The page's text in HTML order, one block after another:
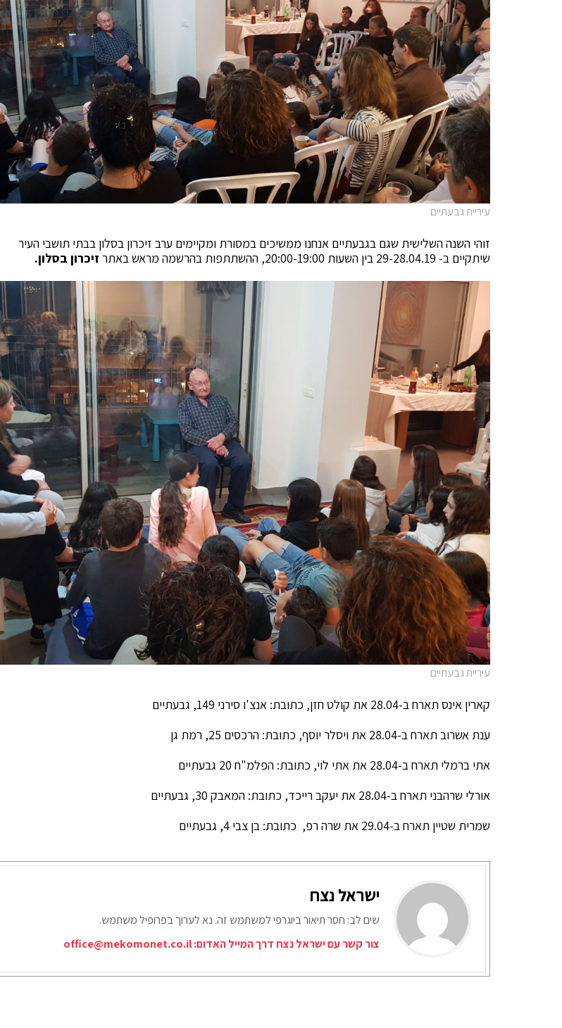
עיריית גבעתיים
זוהי השנה השלישית שגם בגבעתיים אנחנו ממשיכים במסורת ומקיימים ערב זיכרון בסלון בבתי תושבי העיר
שיתקיים ב- 29-28.04.19 בין השעות 20:00-19:00, ההשתתפות בהרשמה מראש באתר
זיכרון בסלון.
עיריית גבעתיים
קארין אינס תארח ב-28.04 את קולט חזן, כתובת: אנצ'ו סירני 149, גבעתיים
ענת אשרוב תארח ב-28.04 את ויסלר יוסף, כתובת: הרכסים 25, רמת גן
אתי ברמלי תארח ב-28.04 את אתי לוי, כתובת: הפלמ"ח 20 גבעתיים
אורלי שרהבני תארח ב-28.04 את יעקב רייכד, כתובת: המאבק 30, גבעתיים
שמרית שטיין תארח ב-29.04 את שרה רפ, כתובת: בן צבי 4, גבעתיים
ישראל נצח
שים לב: חסר תיאור ביוגרפי למשתמש זה. נא לערוך בפרופיל משתמש.
צור קשר עם ישראל נצח דרך המייל האדום:office@mekomonet.co.il